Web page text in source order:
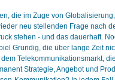
die im Zuge von
neu stellenden Frage nach
stehen - und das dauerhaft.
Grundig, die über lange Zeit
Telekommunikationsmarkt,
Strategie, Angebot und